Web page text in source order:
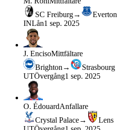
SC Freiburg→
Everton
INLån1 sep. 2025
J. EncisoMittfältare
Brighton →
Strasbourg
UTÖvergång1 sep. 2025
O. ÉdouardAnfallare
Crystal Palace→
Lens